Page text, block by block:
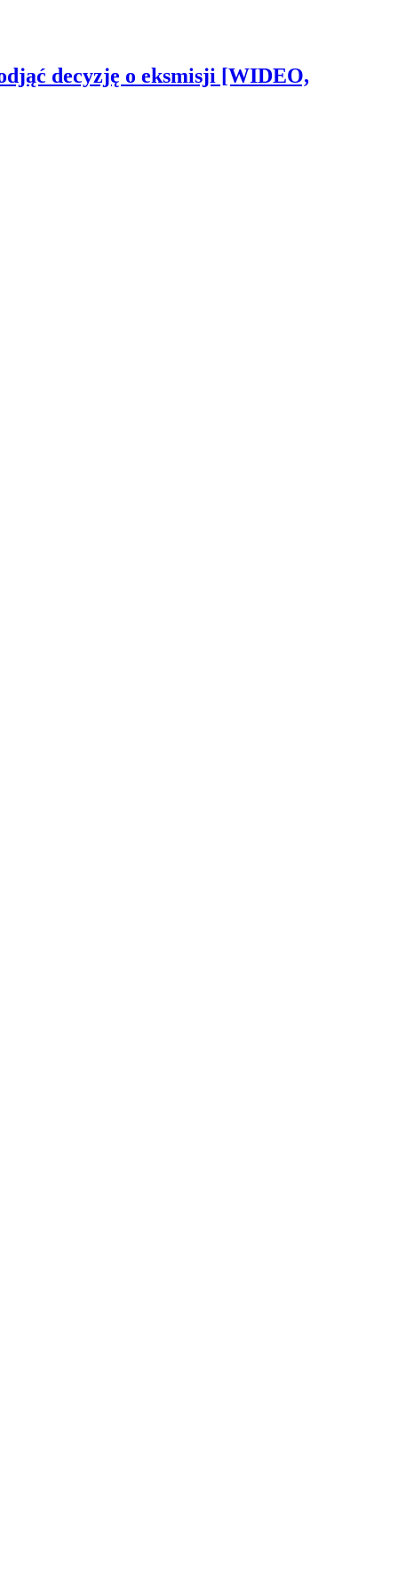
decyzję o eksmisji [WIDEO,